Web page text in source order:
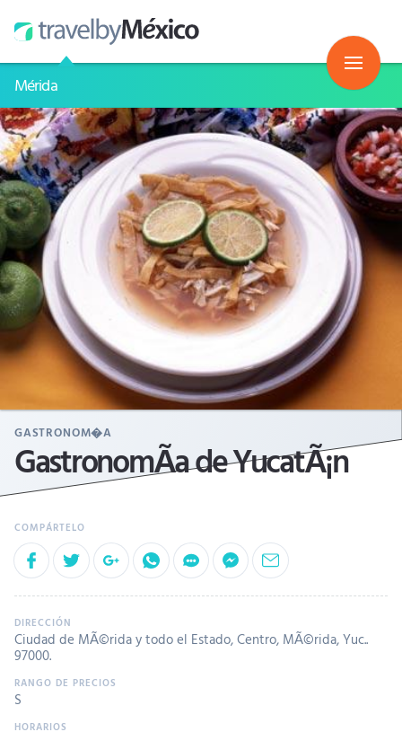
Mérida
GASTRONOM�A
GastronomÃ­a de YucatÃ¡n
Ciudad de MÃ©rida y todo el Estado, Centro, MÃ©rida, Yuc..
97000.
S